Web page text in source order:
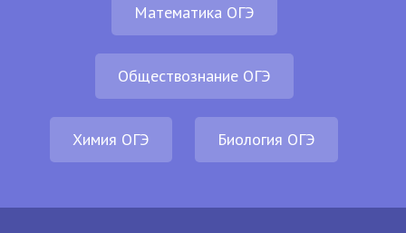
Математика ОГЭ
Обществознание ОГЭ
Химия ОГЭ Биология ОГЭ